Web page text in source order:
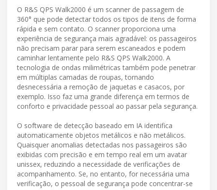
O R&S QPS Walk2000 é um scanner de passagem de
360° que pode detectar todos os tipos de itens de forma
rápida e sem contato. O scanner proporciona uma
experiência de segurança mais agradável: os passageiros
não precisam parar para serem escaneados e podem
caminhar lentamente pelo R&S QPS Walk2000. A
tecnologia de ondas milimétricas também pode penetrar
em múltiplas camadas de roupas, tornando
desnecessária a remoção de jaquetas e casacos, por
exemplo. Isso faz uma grande diferença em termos de
conforto e privacidade pessoal ao passar pela segurança.
O software de detecção baseado em IA identifica
automaticamente objetos metálicos e não metálicos.
Quaisquer anomalias detectadas nos passageiros são
exibidas com precisão e em tempo real em um avatar
unissex, reduzindo a necessidade de verificações de
acompanhamento. Se, no entanto, for necessária uma
verificação, o pessoal de segurança pode concentrar-se